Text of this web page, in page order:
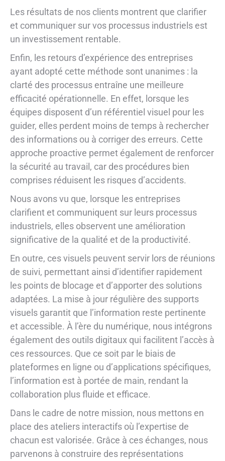
Les résultats de nos clients montrent que clarifier
et communiquer sur vos processus industriels est
un investissement rentable.
Enfin, les retours d’expérience des entreprises
ayant adopté cette méthode sont unanimes : la
clarté des processus entraîne une meilleure
efficacité opérationnelle. En effet, lorsque les
équipes disposent d’un référentiel visuel pour les
guider, elles perdent moins de temps à rechercher
des informations ou à corriger des erreurs. Cette
approche proactive permet également de renforcer
la sécurité au travail, car des procédures bien
comprises réduisent les risques d’accidents.
Nous avons vu que, lorsque les entreprises
clarifient et communiquent sur leurs processus
industriels, elles observent une amélioration
significative de la qualité et de la productivité.
En outre, ces visuels peuvent servir lors de réunions
de suivi, permettant ainsi d’identifier rapidement
les points de blocage et d’apporter des solutions
adaptées. La mise à jour régulière des supports
visuels garantit que l’information reste pertinente
et accessible. À l’ère du numérique, nous intégrons
également des outils digitaux qui facilitent l’accès à
ces ressources. Que ce soit par le biais de
plateformes en ligne ou d’applications spécifiques,
l’information est à portée de main, rendant la
collaboration plus fluide et efficace.
Dans le cadre de notre mission, nous mettons en
place des ateliers interactifs où l’expertise de
chacun est valorisée. Grâce à ces échanges, nous
parvenons à construire des représentations